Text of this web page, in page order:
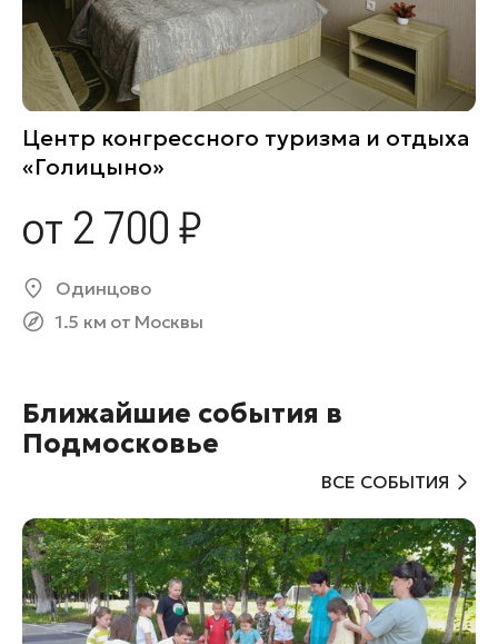
Центр конгрессного туризма и отдыха
«Голицыно»
от 2 700 ₽
Одинцово
1.5 км от Москвы
Ближайшие события в
Подмосковье
ВСЕ СОБЫТИЯ